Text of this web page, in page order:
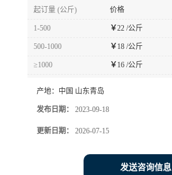
起订量 (公斤) 价格
1-500 ￥22 /公斤
500-1000 ￥ 18 /公斤
≥1000 ￥ 16 /公斤
产地： 中国 山东青岛
发布日期： 2023-09-18
更新日期： 2026-07-15
发送咨询信息